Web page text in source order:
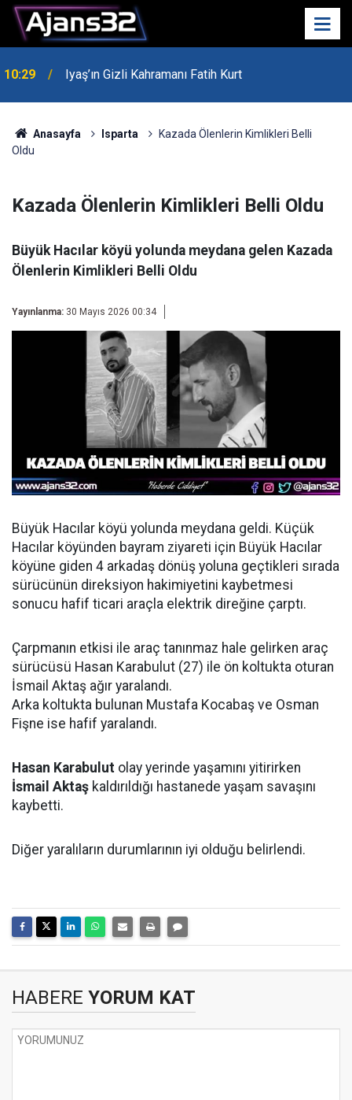
10:29 Iyaş’ın Gizli Kahramanı Fatih Kurt
00:52 Isparta'da Asker Eğlencesinde Kavga Çıktı
Anasayfa Isparta
Kazada Ölenlerin Kimlikleri Belli
Oldu
Kazada Ölenlerin Kimlikleri Belli Oldu
Büyük Hacılar köyü yolunda meydana gelen Kazada
Ölenlerin Kimlikleri Belli Oldu
Yayınlanma: 30 Mayıs 2026 00:34
Büyük Hacılar köyü yolunda meydana geldi. Küçük
Hacılar köyünden bayram ziyareti için Büyük Hacılar
köyüne giden 4 arkadaş dönüş yoluna geçtikleri sırada
sürücünün direksiyon hakimiyetini kaybetmesi
sonucu hafif ticari araçla elektrik direğine çarptı.
Çarpmanın etkisi ile araç tanınmaz hale gelirken araç
sürücüsü Hasan Karabulut (27) ile ön koltukta oturan
İsmail Aktaş ağır yaralandı.
Arka koltukta bulunan Mustafa Kocabaş ve Osman
Fişne ise hafif yaralandı.
Hasan Karabulut olay yerinde yaşamını yitirirken
İsmail Aktaş kaldırıldığı hastanede yaşam savaşını
kaybetti.
Diğer yaralıların durumlarının iyi olduğu belirlendi.
HABERE YORUM KAT